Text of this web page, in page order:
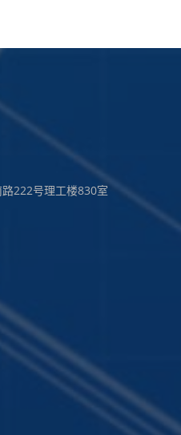
222号理工楼830室